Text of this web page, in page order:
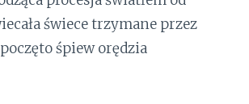
świece trzymane przez
śpiew orędzia